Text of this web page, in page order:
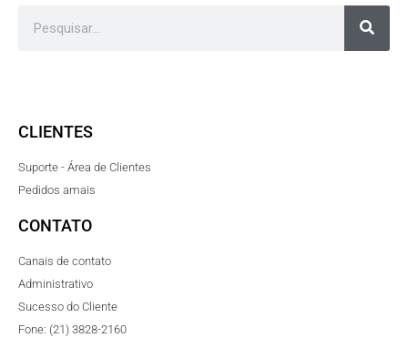
CLIENTES
Suporte - Área de Clientes
Pedidos amais
CONTATO
Canais de contato
Administrativo
Sucesso do Cliente
Fone: (21) 3828-2160